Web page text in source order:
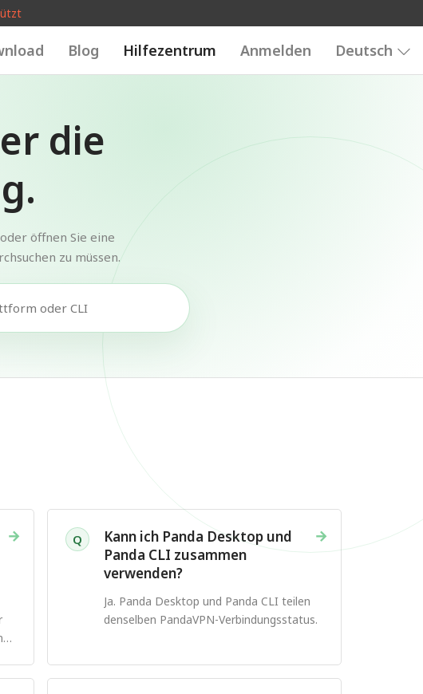
Blog Hilfezentrum Anmelden Deutsch
die
öffnen Sie eine
zu müssen.
→ Q →
Kann ich Panda Desktop und
Panda CLI zusammen
verwenden?
Ja. Panda Desktop und Panda CLI teilen
denselben PandaVPN-Verbindungsstatus.